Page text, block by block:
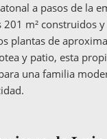
a pasos de la
201 m² construidos
plantas de
y patio, esta
una familia